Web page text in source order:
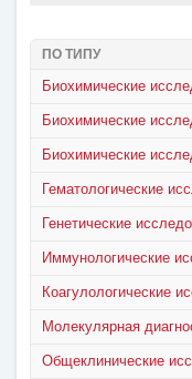
ПО ТИПУ
Биохимические
Биохимические
Биохимические
Гематологические
Генетические
Иммунологические
Коагулологические
Молекулярная
Общеклинические